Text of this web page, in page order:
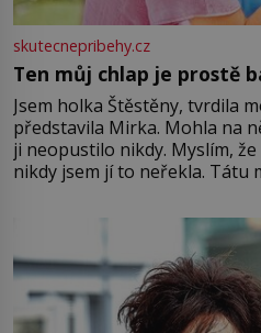
skutecnepribehy.cz
Ten můj chlap je prostě
Jsem holka Štěstěny, tvrdila
představila Mirka. Mohla na
ji neopustilo nikdy. Myslím,
nikdy jsem jí to neřekla. Tátu
Jsme spolu moc rádi Tehdy